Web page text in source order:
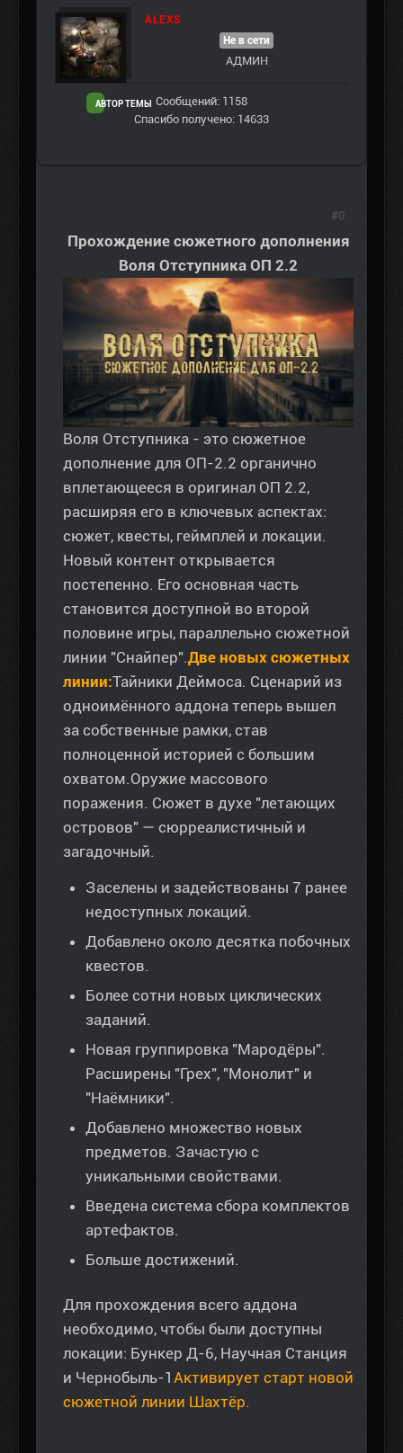
ALEXS
АВТОР ТЕМЫ
Не в сети
АДМИН
Сообщений: 1158
Спасибо получено: 14633
Прохождение сюжетного дополнения
Воля Отступника ОП 2.2
Воля Отступника - это сюжетное
дополнение для ОП-2.2 органично
вплетающееся в оригинал ОП 2.2,
расширяя его в ключевых аспектах:
сюжет, квесты, геймплей и локации.
Новый контент открывается
постепенно. Его основная часть
становится доступной во второй
половине игры, параллельно сюжетной
линии "Снайпер".Две новых сюжетных
линии:Тайники Деймоса. Сценарий из
одноимённого аддона теперь вышел
за собственные рамки, став
полноценной историей с большим
охватом.Оружие массового
поражения. Сюжет в духе "летающих
островов" — сюрреалистичный и
загадочный.
Заселены и задействованы 7 ранее
недоступных локаций.
Добавлено около десятка побочных
квестов.
Более сотни новых циклических
заданий.
Новая группировка "Мародёры".
Расширены "Грех", "Монолит" и
"Наёмники".
Добавлено множество новых
предметов. Зачастую с
уникальными свойствами.
Введена система сбора комплектов
артефактов.
Больше достижений.
Для прохождения всего аддона
необходимо, чтобы были доступны
локации: Бункер Д-6, Научная Станция
и Чернобыль-1 Активирует старт новой
сюжетной линии Шахтёр.
#0